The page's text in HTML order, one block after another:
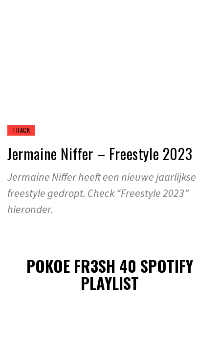
TRACK
Jermaine Niffer – Freestyle 2023
Jermaine Niffer heeft een nieuwe jaarlijkse
freestyle gedropt. Check “Freestyle 2023”
hieronder.
POKOE FR3SH 40 SPOTIFY
PLAYLIST